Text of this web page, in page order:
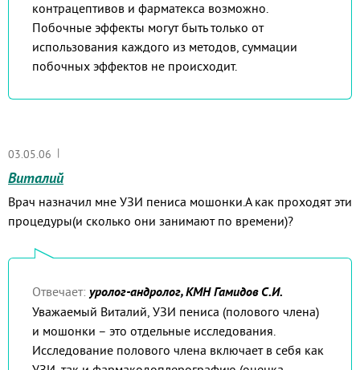
контрацептивов и фарматекса возможно.
Побочные эффекты могут быть только от
использования каждого из методов, суммации
побочных эффектов не происходит.
03.05.06 |
Виталий
Врач назначил мне УЗИ пениса мошонки.А как проходят эти
процедуры(и сколько они занимают по времени)?
Отвечает: уролог-андролог, КМН Гамидов С.И.
Уважаемый Виталий, УЗИ пениса (полового члена)
и мошонки – это отдельные исследования.
Исследование полового члена включает в себя как